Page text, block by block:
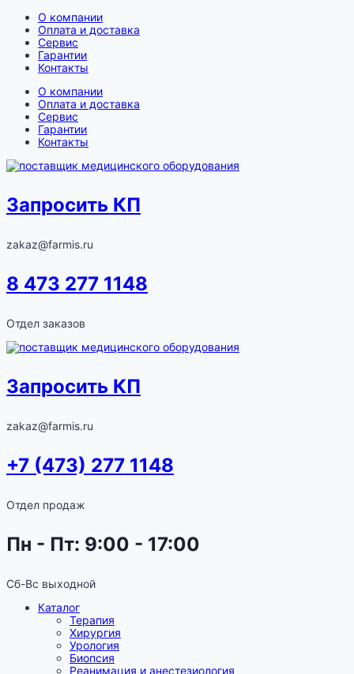
Перейти
содержимому
О компании
Оплата и доставка
Сервис
Гарантии
Контакты
О компании
Оплата и доставка
Сервис
Гарантии
Контакты
Запросить КП
zakaz@farmis.ru
8 473 277 1148
Отдел заказов
Запросить КП
zakaz@farmis.ru
+7 (473) 277 1148
Отдел продаж
Пн - Пт: 9:00 - 17:00
Сб-Вс выходной
Каталог
Терапия
Хирургия
Урология
Биопсия
Реанимация и анестезиология